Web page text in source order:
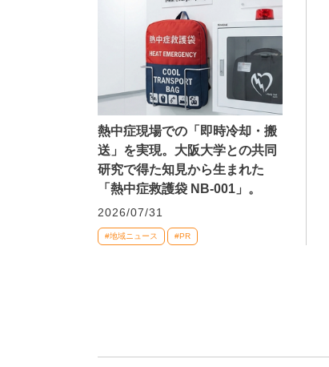
熱中症現場での「即時冷却・搬
送」を実現。大阪大学との共同
研究で得た知見から生まれた
「熱中症救護袋 NB-001」。
2026/07/31
#地域ニュース #PR